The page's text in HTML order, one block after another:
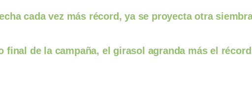
cada vez más récord, ya se proyecta otra
final de la campaña, el girasol agranda más el récord